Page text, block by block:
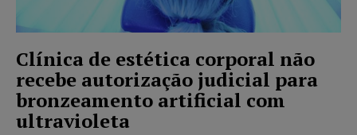
Clínica de estética corporal não
recebe autorização judicial para
bronzeamento artificial com
ultravioleta